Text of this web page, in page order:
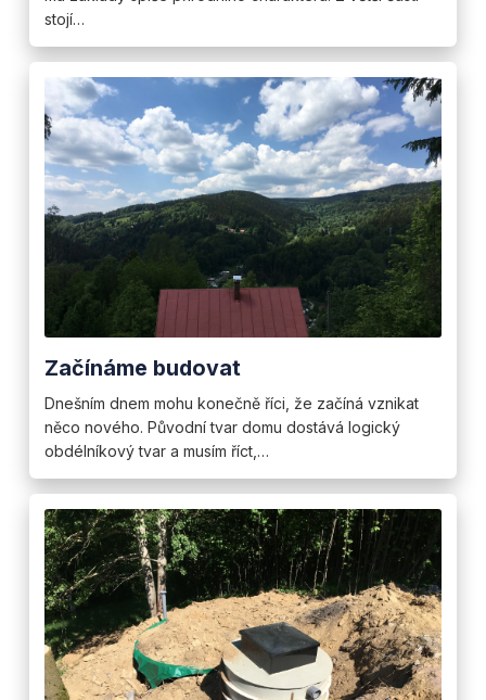
stojí…
Začínáme budovat
Dnešním dnem mohu konečně říci, že začíná vznikat
něco nového. Původní tvar domu dostává logický
obdélníkový tvar a musím říct,…